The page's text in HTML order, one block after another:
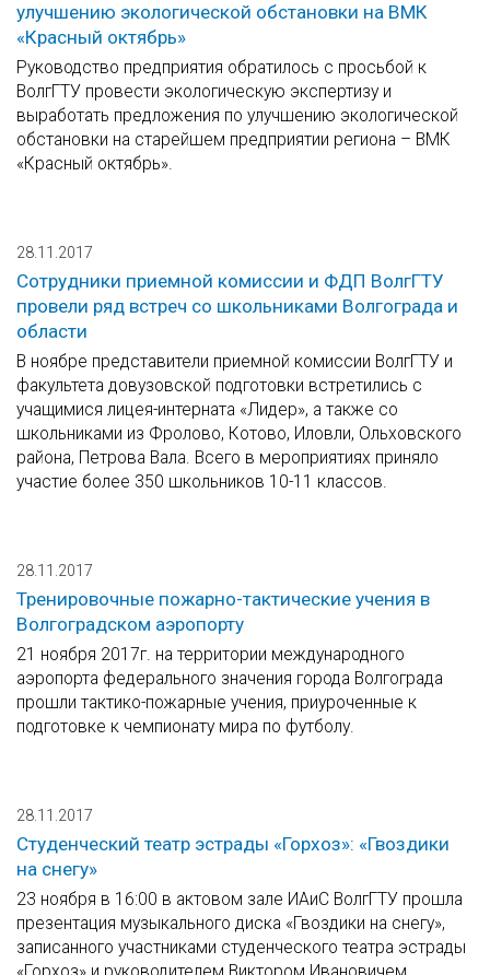
улучшению экологической обстановки на ВМК
«Красный октябрь»
Руководство предприятия обратилось с просьбой к
ВолгГТУ провести экологическую экспертизу и
выработать предложения по улучшению экологической
обстановки на старейшем предприятии региона – ВМК
«Красный октябрь».
28.11.2017
Сотрудники приемной комиссии и ФДП ВолгГТУ
провели ряд встреч со школьниками Волгограда и
области
В ноябре представители приемной комиссии ВолгГТУ и
факультета довузовской подготовки встретились с
учащимися лицея-интерната «Лидер», а также со
школьниками из Фролово, Котово, Иловли, Ольховского
района, Петрова Вала. Всего в мероприятиях приняло
участие более 350 школьников 10-11 классов.
28.11.2017
Тренировочные пожарно-тактические учения в
Волгоградском аэропорту
21 ноября 2017г. на территории международного
аэропорта федерального значения города Волгограда
прошли тактико-пожарные учения, приуроченные к
подготовке к чемпионату мира по футболу.
28.11.2017
Студенческий театр эстрады «Горхоз»: «Гвоздики
на снегу»
23 ноября в 16:00 в актовом зале ИАиС ВолгГТУ прошла
презентация музыкального диска «Гвоздики на снегу»,
записанного участниками студенческого театра эстрады